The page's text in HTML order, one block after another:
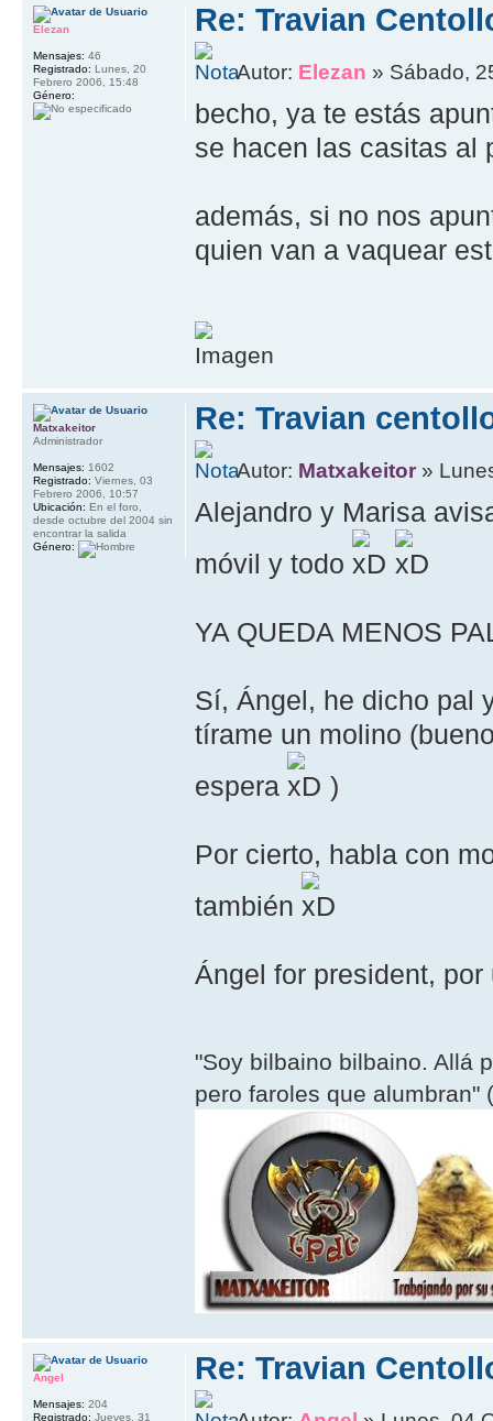
Re: Travian
Autor: Elezan » Sábado,
becho, ya te estás
se hacen las casitas al
además, si no nos
quien van a vaquear
Elezan
Mensajes: 46
Registrado: Lunes, 20
Febrero 2006, 15:48
Género:
Re: Travian
Autor: Matxakeitor »
Alejandro y Marisa
móvil y todo
YA QUEDA MENOS
Sí, Ángel, he dicho pal
tírame un molino
espera
)
Por cierto, habla con
también
Ángel for president,
"Soy bilbaino bilbaino. Allá
pero faroles que alumbran"
Matxakeitor
Administrador
Mensajes: 1602
Registrado: Viernes, 03
Febrero 2006, 10:57
Ubicación: En el foro,
desde octubre del 2004 sin
encontrar la salida
Género:
Re: Travian
Angel
Mensajes: 204
Registrado: Jueves, 31